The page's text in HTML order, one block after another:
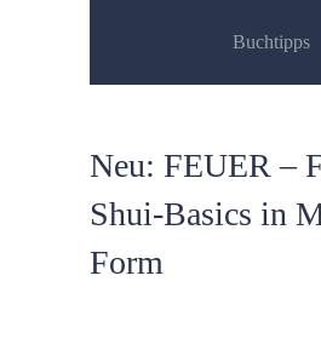
Buchtipps
Neu: FEUER –
Shui-Basics in
Form